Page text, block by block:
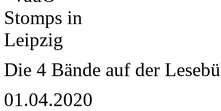
Die 4 Bände auf der
01.04.2020